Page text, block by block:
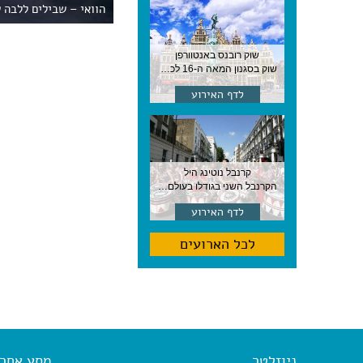
שוק רובנס באנטוורפן
שוק בסגנון המאה ה-16 לכבודו של הצייר המפורסם, בן העיר, נערך ב-15 באוגוסט באנטוורפן
לדף האירוע
קרנבל נוטינג היל
הקרנבל השני בגודלו בעולם, עם מוזיקה, תהלוכות ותחפושות. לונדון
לדף האירוע
לכל הארועים
הוואי – שבילים